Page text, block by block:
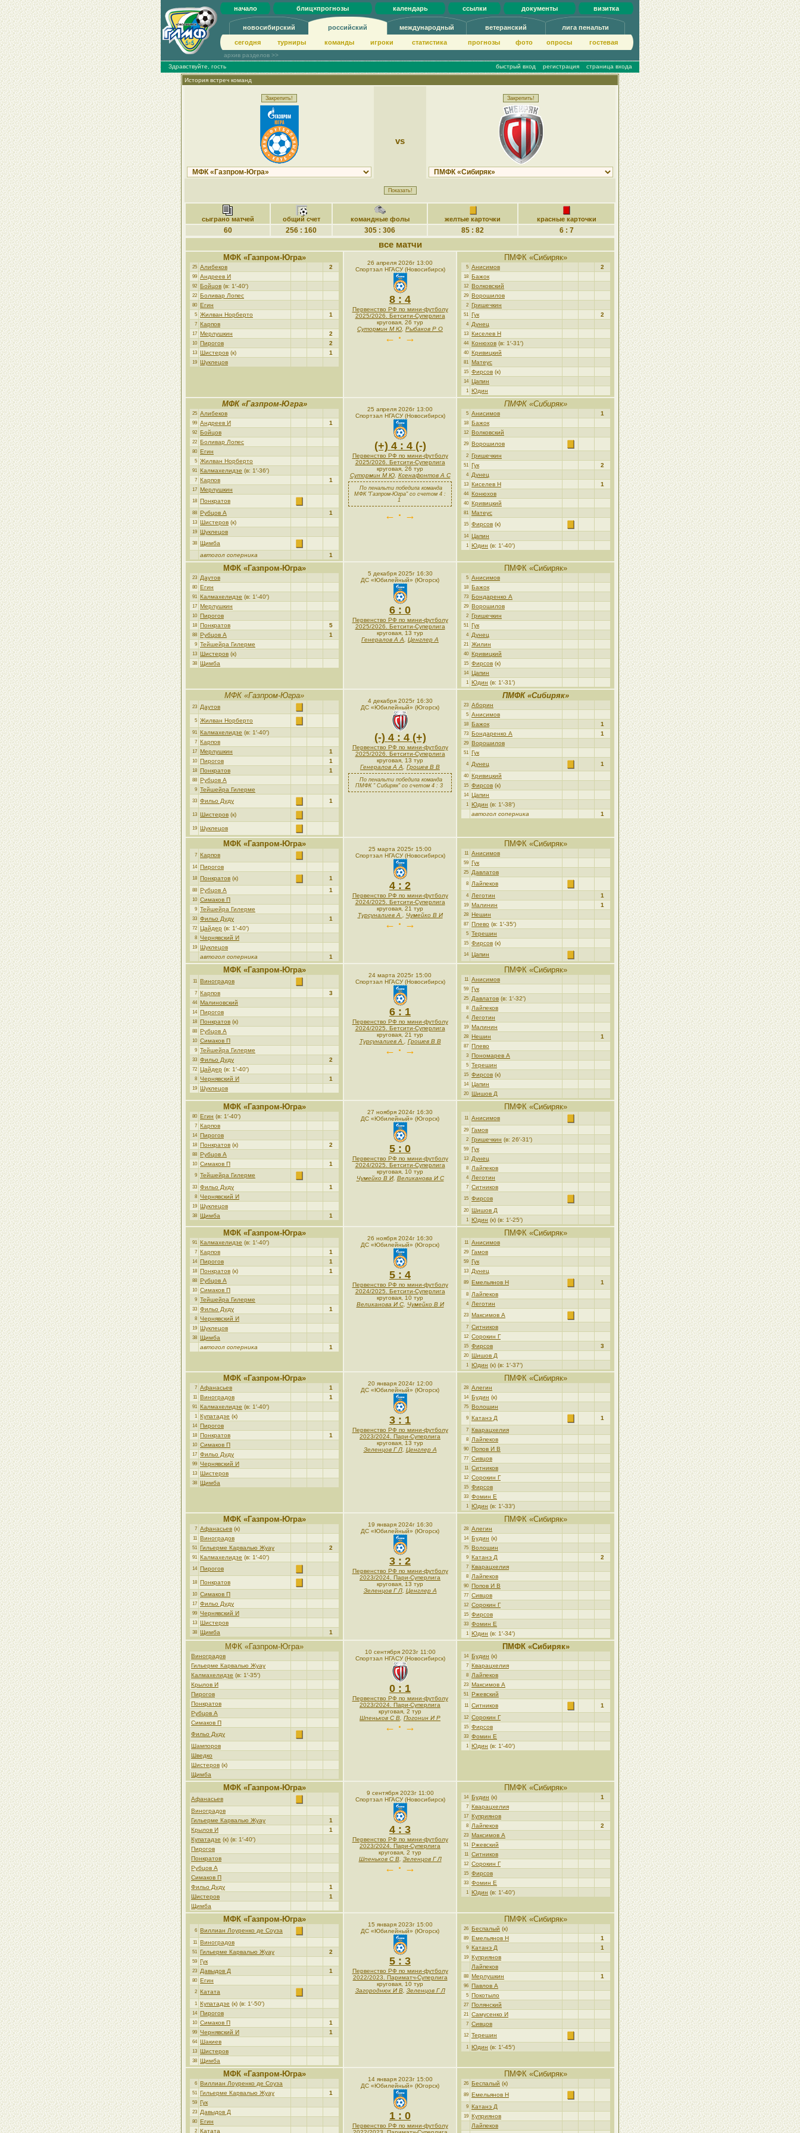
начало блиц×прогнозы календарь ссылки документы визитка
новосибирский российский международный ветеранский лига пенальти
сегодня турниры команды игроки статистика прогнозы фото опросы гoстeвая
архив разделов >>
Здравствуйте, гость
быстрый вход регистрация страница входа
История встреч команд
vs
сыграно матчей общий счет командные фолы желтые карточки красные карточки
60 256 : 160 305 : 306 85 : 82 6 : 7
все матчи
МФК «Газпром-Югра»
25 Алибеков 2
99 Андреев И
92 Бойцов (в: 1′-40′)
22 Боливар Лопес
80 Егин
5 Жилван Норберто 1
7 Карпов
17 Мерлушкин 2
10 Пирогов 2
13 Шистеров (к) 1
19 Шуклецов
26 апреля 2026г 13:00
Спортзал НГАСУ (Новосибирск)
8 : 4
Первенство РФ по мини-футболу
2025/2026. Бетсити-Суперлига
круговая, 26 тур
Сутормин М Ю Рыбаков Р О
← · →
ПМФК «Сибиряк»
5 Анисимов 2
18 Бажок
12 Волковский
29 Ворошилов
2 Гришечкин
51 Гук 2
4 Дунец
13 Киселев Н
44 Конюхов (в: 1′-31′)
40 Кривицкий
81 Матеус
15 Фирсов (к)
14 Цапин
1 Юдин
МФК «Газпром-Югра»
25 Алибеков
99 Андреев И 1
92 Бойцов
22 Боливар Лопес
80 Егин
5 Жилван Норберто
91 Калмахелидзе (в: 1′-36′)
7 Карпов 1
17 Мерлушкин
18 Понкратов
88 Рубцов А 1
13 Шистеров (к)
19 Шуклецов
38 Щимба
автогол соперника
1
25 апреля 2026г 13:00
Спортзал НГАСУ (Новосибирск)
(+) 4 : 4(-)
Первенство РФ по мини-футболу
2025/2026. Бетсити-Суперлига
круговая, 26 тур
Сутормин М Ю, Ксенафонтов А С
По пенальти победила команда
МФК "Газпром-Югра" со счетом 4 :
1
← · →
ПМФК «Сибиряк»
5 Анисимов 1
18 Бажок
12 Волковский
29 Ворошилов
2 Гришечкин
51 Гук 2
4 Дунец
13 Киселев Н 1
44 Конюхов
40 Кривицкий
81 Матеус
15 Фирсов (к)
14 Цапин
1 Юдин (в: 1′-40′)
МФК «Газпром-Югра»
23 Даутов
80 Егин
91 Калмахелидзе (в: 1′-40′)
17 Мерлушкин
10 Пирогов
18 Понкратов 5
88 Рубцов А 1
9 Тейшейра Гилерме
13 Шистеров (к)
38 Щимба
5 декабря 2025г 16:30
ДС «Юбилейный» (Югорск)
6 : 0
Первенство РФ по мини-футболу
2025/2026. Бетсити-Суперлига
круговая, 13 тур
Генералов А А
Ценглер А
ПМФК «Сибиряк»
5 Анисимов
18 Бажок
73 Бондаренко А
29 Ворошилов
2 Гришечкин
51 Гук
4 Дунец
21 Жилин
40 Кривицкий
15 Фирсов (к)
14 Цапин
1 Юдин (в: 1′-31′)
МФК «Газпром-Югра»
23 Даутов
5 Жилван Норберто
91 Калмахелидзе (в: 1′-40′)
7 Карпов
17 Мерлушкин 1
10 Пирогов 1
18 Понкратов 1
88 Рубцов А
9 Тейшейра Гилерме
33 Фильо Дуду 1
13 Шистеров (к)
19 Шуклецов
4 декабря 2025г 16:30
ДС «Юбилейный» (Югорск)
(-) 4 : 4(+)
Первенство РФ по мини-футболу
2025/2026. Бетсити-Суперлига
круговая, 13 тур
Генералов А А
Грошев В В
По пенальти победила команда
ПМФК " Сибиряк" со счетом 4 : 3
ПМФК «Сибиряк»
23 Аборин
5 Анисимов
18 Бажок 1
73 Бондаренко А 1
29 Ворошилов
51 Гук
4 Дунец 1
40 Кривицкий
15 Фирсов (к)
14 Цапин
1 Юдин (в: 1′-38′)
автогол соперника
1
МФК «Газпром-Югра»
7 Карпов
14 Пирогов
18 Понкратов (к) 1
88 Рубцов А 1
10 Симаков П
9 Тейшейра Гилерме
33 Фильо Дуду 1
72 Цайдер (в: 1′-40′)
8 Чернявский И
19 Шуклецов
автогол соперника
1
25 марта 2025г 15:00
Спортзал НГАСУ (Новосибирск)
4 : 2
Первенство РФ по мини-футболу
2024/2025. Бетсити-Суперлига
круговая, 21 тур
Турсуналиев А
Чумейко В И
← · →
ПМФК «Сибиряк»
11 Анисимов
59 Гук
25 Давлатов
8 Лайпеков
4 Леготин 1
19 Малинин 1
28 Нешин
87 Плево (в: 1′-35′)
5 Терешин
15 Фирсов (к)
14 Цапин
МФК «Газпром-Югра»
11 Виноградов
7 Карпов 3
44 Малиновский
14 Пирогов
18 Понкратов (к)
88 Рубцов А
10 Симаков П
9 Тейшейра Гилерме
33 Фильо Дуду 2
72 Цайдер (в: 1′-40′)
8 Чернявский И 1
19 Шуклецов
24 марта 2025г 15:00
Спортзал НГАСУ (Новосибирск)
6 : 1
Первенство РФ по мини-футболу
2024/2025. Бетсити-Суперлига
круговая, 21 тур
Турсуналиев А
Грошев В В
← · →
ПМФК «Сибиряк»
11 Анисимов
59 Гук
25 Давлатов (в: 1′-32′)
8 Лайпеков
4 Леготин
19 Малинин
28 Нешин 1
87 Плево
3 Пономарев А
5 Терешин
15 Фирсов (к)
14 Цапин
20 Шишов Д
МФК «Газпром-Югра»
80 Егин (в: 1′-40′)
7 Карпов
14 Пирогов
18 Понкратов (к) 2
88 Рубцов А
10 Симаков П 1
9 Тейшейра Гилерме
33 Фильо Дуду 1
8 Чернявский И
19 Шуклецов
38 Щимба 1
27 ноября 2024г 16:30
ДС «Юбилейный» (Югорск)
5 : 0
Первенство РФ по мини-футболу
2024/2025. Бетсити-Суперлига
круговая, 10 тур
Чумейко В И, Великанова И С
ПМФК «Сибиряк»
11 Анисимов
29 Гамов
2 Гришечкин (в: 26′-31′)
59 Гук
13 Дунец
8 Лайпеков
4 Леготин
7 Ситников
15 Фирсов
20 Шишов Д
1 Юдин (к) (в: 1′-25′)
МФК «Газпром-Югра»
91 Калмахелидзе (в: 1′-40′)
7 Карпов 1
14 Пирогов 1
18 Понкратов (к) 1
88 Рубцов А
10 Симаков П
9 Тейшейра Гилерме
33 Фильо Дуду 1
8 Чернявский И
19 Шуклецов
38 Щимба
автогол соперника
1
26 ноября 2024г 16:30
ДС «Юбилейный» (Югорск)
5 : 4
Первенство РФ по мини-футболу
2024/2025. Бетсити-Суперлига
круговая, 10 тур
Великанова И С, Чумейко В И
ПМФК «Сибиряк»
11 Анисимов
29 Гамов
59 Гук
13 Дунец
89 Емельянов Н 1
8 Лайпеков
4 Леготин
23 Максимов А
7 Ситников
12 Сорокин Г
15 Фирсов 3
20 Шишов Д
1 Юдин (к) (в: 1′-37′)
МФК «Газпром-Югра»
7 Афанасьев 1
11 Виноградов 1
91 Калмахелидзе (в: 1′-40′)
1 Купатадзе (к)
14 Пирогов
18 Понкратов 1
10 Симаков П
17 Фильо Дуду
99 Чернявский И
13 Шистеров
38 Щимба
20 января 2024г 12:00
ДС «Юбилейный» (Югорск)
3 : 1
Первенство РФ по мини-футболу
2023/2024. Пари-Суперлига
круговая, 13 тур
Зеленцов Г Л, Ценглер А
ПМФК «Сибиряк»
28 Алегин
14 Будин (к)
75 Волошин
9 Катанэ Д 1
7 Кварацхелия
8 Лайпеков
90 Попов И В
77 Сивцов
11 Ситников
12 Сорокин Г
15 Фирсов
33 Фомин Е
1 Юдин (в: 1′-33′)
МФК «Газпром-Югра»
7 Афанасьев (к)
11 Виноградов
51 Гильерме Карвалью Жуау 2
91 Калмахелидзе (в: 1′-40′)
14 Пирогов
18 Понкратов
10 Симаков П
17 Фильо Дуду
99 Чернявский И
13 Шистеров
38 Щимба 1
19 января 2024г 16:30
ДС «Юбилейный» (Югорск)
3 : 2
Первенство РФ по мини-футболу
2023/2024. Пари-Суперлига
круговая, 13 тур
Зеленцов Г Л, Ценглер А
ПМФК «Сибиряк»
28 Алегин
14 Будин (к)
75 Волошин
9 Катанэ Д 2
7 Кварацхелия
8 Лайпеков
90 Попов И В
77 Сивцов
12 Сорокин Г
15 Фирсов
33 Фомин Е
1 Юдин (в: 1′-34′)
МФК «Газпром-Югра»
Виноградов
Гильерме Карвалью Жуау
Калмахелидзе (в: 1′-35′)
Крылов И
Пирогов
Понкратов
Рубцов А
Симаков П
Фильо Дуду
Шампоров
Шведко
Шистеров (к)
Щимба
10 сентября 2023г 11:00
Спортзал НГАСУ (Новосибирск)
0 : 1
Первенство РФ по мини-футболу
2023/2024. Пари-Суперлига
круговая, 2 тур
Шпеньков С В Погонин И Р
← · →
ПМФК «Сибиряк»
14 Будин (к)
7 Кварацхелия
8 Лайпеков
23 Максимов А
51 Ржевский
11 Ситников 1
12 Сорокин Г
15 Фирсов
33 Фомин Е
1 Юдин (в: 1′-40′)
МФК «Газпром-Югра»
Афанасьев
Виноградов
Гильерме Карвалью Жуау
1
Крылов И
1
Купатадзе (к) (в: 1′-40′)
Пирогов
Понкратов
Рубцов А
Симаков П
Фильо Дуду
1
Шистеров
1
Щимба
9 сентября 2023г 11:00
Спортзал НГАСУ (Новосибирск)
4 : 3
Первенство РФ по мини-футболу
2023/2024. Пари-Суперлига
круговая, 2 тур
Шпеньков С В, Зеленцов Г Л
← · →
ПМФК «Сибиряк»
14 Будин (к) 1
7 Кварацхелия
17 Куприянов
8 Лайпеков 2
23 Максимов А
51 Ржевский
11 Ситников
12 Сорокин Г
15 Фирсов
33 Фомин Е
1 Юдин (в: 1′-40′)
МФК «Газпром-Югра»
6 Виллиан Лоуренко де Соуза
11 Виноградов
51 Гильерме Карвалью Жуау 2
59 Гук
23 Давыдов Д 1
80 Егин
2 Катата
1 Купатадзе (к) (в: 1′-50′)
14 Пирогов
10 Симаков П 1
99 Чернявский И 1
64 Шакиев
13 Шистеров
38 Щимба
15 января 2023г 15:00
ДС «Юбилейный» (Югорск)
5 : 3
Первенство РФ по мини-футболу
2022/2023. Париматч-Суперлига
круговая, 10 тур
Загороднюк И В, Зеленцов Г Л
ПМФК «Сибиряк»
26 Беспалый (к)
89 Емельянов Н 1
9 Катанэ Д 1
19 Куприянов
Лайпеков
88 Мерлушкин 1
96 Павлов А
5 Покотыло
27 Полянский
21 Самусенко И
7 Сивцов
12 Терешин
1 Юдин (в: 1′-45′)
МФК «Газпром-Югра»
6 Виллиан Лоуренко де Соуза
51 Гильерме Карвалью Жуау 1
59 Гук
23 Давыдов Д
80 Егин
2 Катата
14 января 2023г 15:00
ДС «Юбилейный» (Югорск)
1 : 0
Первенство РФ по мини-футболу
ПМФК «Сибиряк»
26 Беспалый (к)
89 Емельянов Н
9 Катанэ Д
19 Куприянов
Лайпеков